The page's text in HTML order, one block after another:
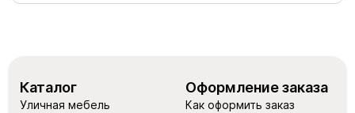
Каталог
Уличная мебель
Оформление заказа
Как оформить заказ